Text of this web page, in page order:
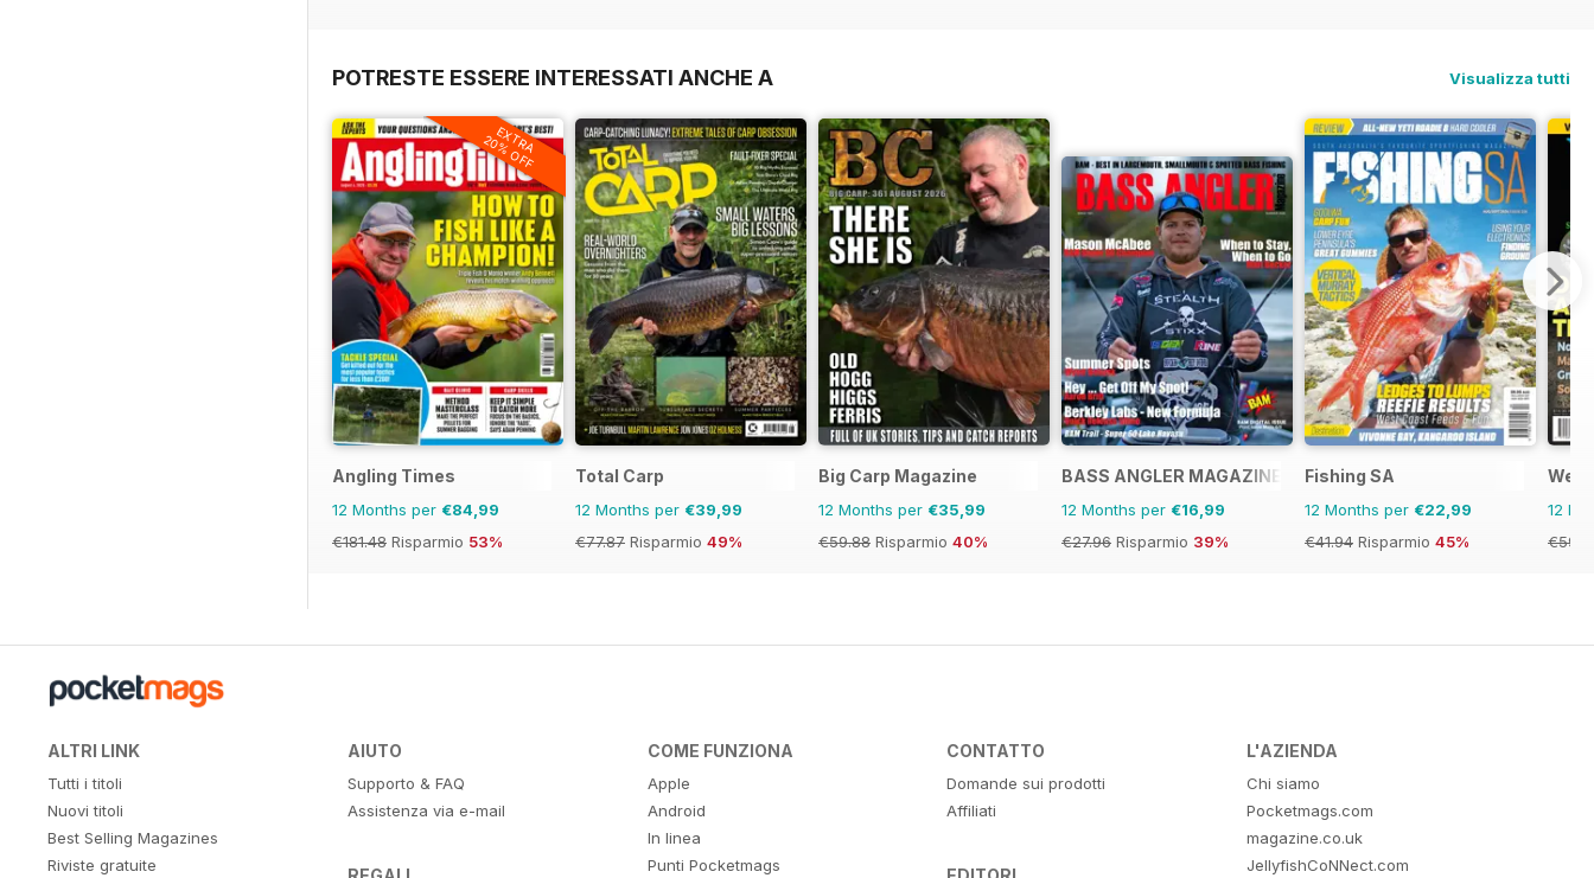
POTRESTE ESSERE INTERESSATI ANCHE A Visualizza tutti
EXTRA
20% OFF
Angling Times
12 Months per €84,99
€181.48 Risparmio 53%
Total Carp
12 Months per €39,99
€77.87 Risparmio 49%
Big Carp Magazine
12 Months per €35,99
€59.88 Risparmio 40%
BASS ANGLER MAGAZINE
12 Months per €16,99
€27.96 Risparmio 39%
Fishing SA
12 Months per €22,99
€41.94 Risparmio 45%
12
ALTRI LINK
Tutti i titoli
Nuovi titoli
Best Selling Magazines
Riviste gratuite
AIUTO
Supporto & FAQ
Assistenza via e-mail
COME FUNZIONA
Apple
Android
In linea
Punti Pocketmags
CONTATTO
Domande sui prodotti
Affiliati
L'AZIENDA
Chi siamo
Pocketmags.com
magazine.co.uk
JellyfishCoNNect.com